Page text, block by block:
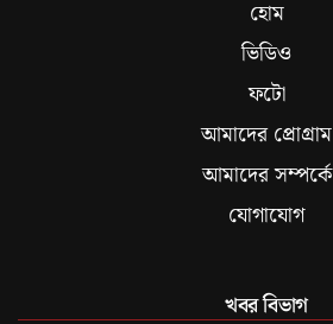
হোম
ভিডিও
ফটো
আমাদের প্রোগ্রাম
আমাদের সম্পর্কে
যোগাযোগ
খবর বিভাগ